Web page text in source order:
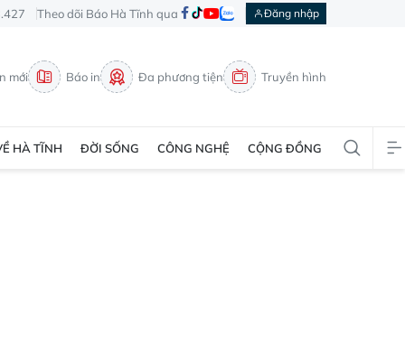
Theo dõi Báo Hà Tĩnh qua Đăng nhập
mới Báo in Đa phương tiện Truyền hình
HÀ TĨNH ĐỜI SỐNG CÔNG NGHỆ CỘNG ĐỒNG